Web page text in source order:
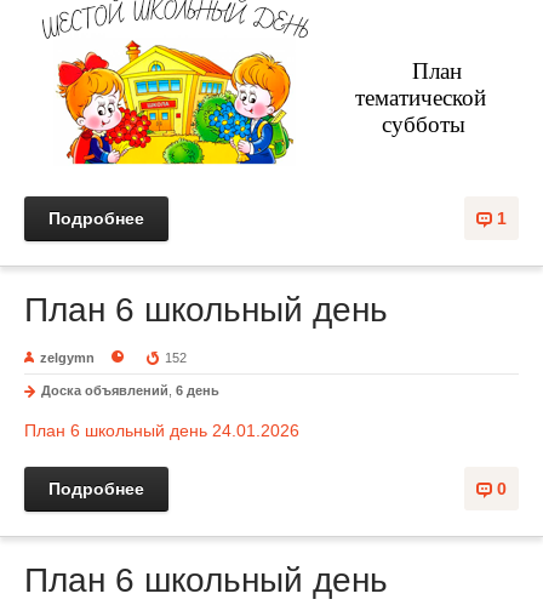
План
тематической
субботы
1
Подробнее
План 6 школьный день
zelgymn 152
Доска объявлений 6 день
План 6 школьный день 24.01.2026
0
Подробнее
План 6 школьный день